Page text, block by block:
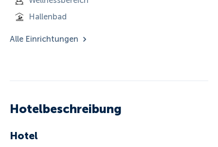
Hallenbad
Alle Einrichtungen
Hotelbeschreibung
Hotel